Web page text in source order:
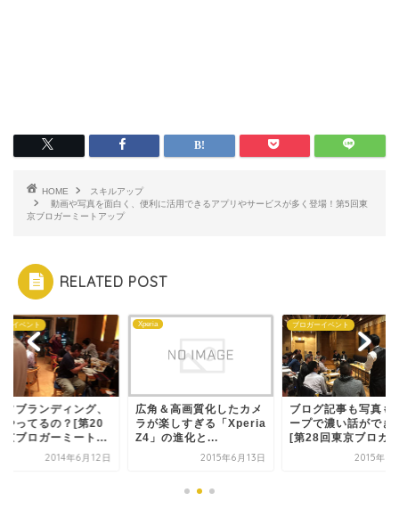
HOME
スキルアップ
動画や写真を面白く、便利に活用できるアプリやサービスが多く登場！第5回東
京ブロガーミートアップ
RELATED POST
ーイベント
フブランディング、
やってるの？[第20
京ブロガーミート...
2014年6月12日
Xperia
広角＆高画質化したカメ
ラが楽しすぎる「Xperia
Z4」の進化と...
2015年6月13日
ブロガーイベント
ブログ記事も写真も
ープで濃い話ができ
[第28回東京ブロガ
2015年3